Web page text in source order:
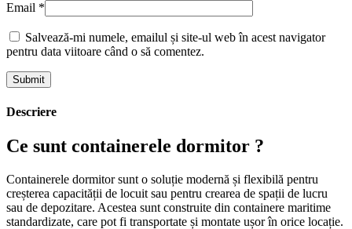
Email *
Salvează-mi numele, emailul și site-ul web în acest navigator
pentru data viitoare când o să comentez.
Descriere
Ce sunt containerele dormitor ?
Containerele dormitor sunt o soluție modernă și flexibilă pentru
creșterea capacității de locuit sau pentru crearea de spații de lucru
sau de depozitare. Acestea sunt construite din containere maritime
standardizate, care pot fi transportate și montate ușor în orice locație.